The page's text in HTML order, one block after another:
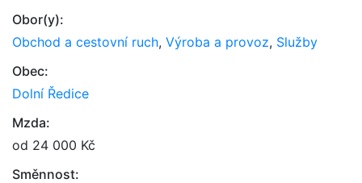
Obor(y):
Obchod a cestovní ruch, Výroba a provoz, Služby
Obec:
Dolní Ředice
Mzda:
od 24 000 Kč
Směnnost: